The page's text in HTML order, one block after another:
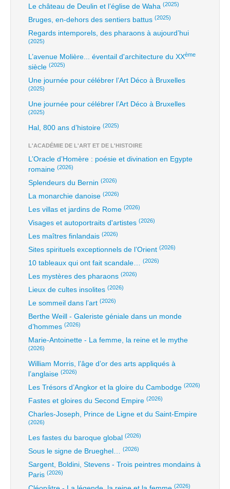
Le château de Deulin et l’église de Waha (2025)
Bruges, en-dehors des sentiers battus (2025)
Regards intemporels, des pharaons à aujourd’hui
(2025)
L’avenue Molière... éventail d'architecture du XXème
siècle (2025)
Une journée pour célébrer l’Art Déco à Bruxelles
(2025)
Une journée pour célébrer l’Art Déco à Bruxelles
(2025)
Hal, 800 ans d’histoire (2025)
L'ACADÉMIE DE L'ART ET DE L'HISTOIRE
L’Oracle d’Homère : poésie et divination en Egypte
romaine (2026)
Splendeurs du Bernin (2026)
La monarchie danoise (2026)
Les villas et jardins de Rome (2026)
Visages et autoportraits d'artistes (2026)
Les maîtres finlandais (2026)
Sites spirituels exceptionnels de l’Orient (2026)
10 tableaux qui ont fait scandale… (2026)
Les mystères des pharaons (2026)
Lieux de cultes insolites (2026)
Le sommeil dans l’art (2026)
Berthe Weill - Galeriste géniale dans un monde
d’hommes (2026)
Marie-Antoinette - La femme, la reine et le mythe
(2026)
William Morris, l’âge d’or des arts appliqués à
l’anglaise (2026)
Les Trésors d’Angkor et la gloire du Cambodge (2026)
Fastes et gloires du Second Empire (2026)
Charles-Joseph, Prince de Ligne et du Saint-Empire
(2026)
Les fastes du baroque global (2026)
Sous le signe de Brueghel… (2026)
Sargent, Boldini, Stevens - Trois peintres mondains à
Paris (2026)
(2026)